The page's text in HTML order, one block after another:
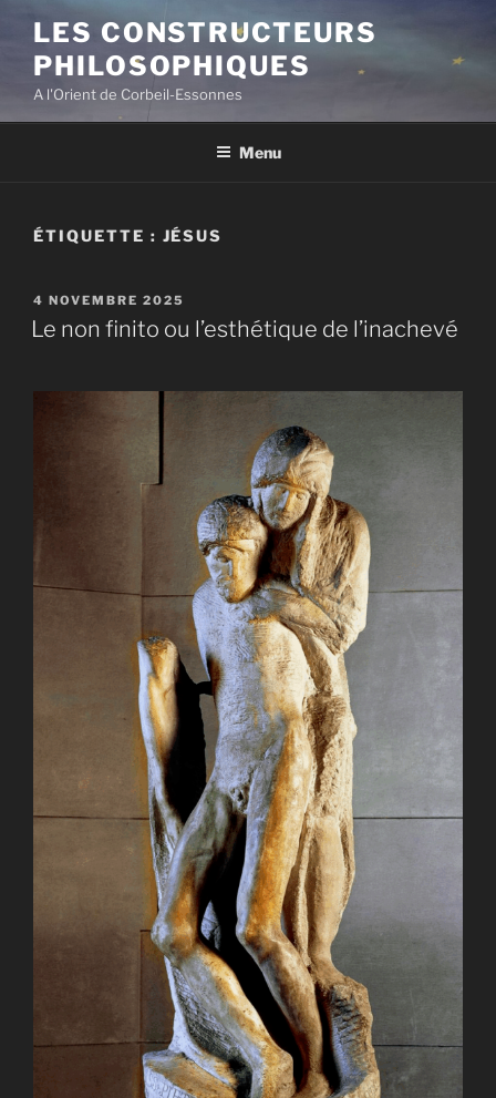
contenu
principal
LES CONSTRUCTEURS
PHILOSOPHIQUES
A l'Orient de Corbeil-Essonnes
Menu
ÉTIQUETTE : JÉSUS
PUBLIÉ
LE
4 NOVEMBRE 2025
Le non finito ou l’esthétique de l’inachevé